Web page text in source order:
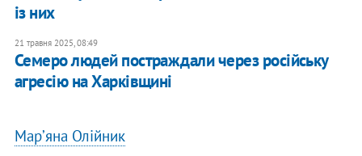
із них
21 травня 2025, 08:49
Семеро людей постраждали через російську
агресію на Харківщині
Марʼяна Олійник